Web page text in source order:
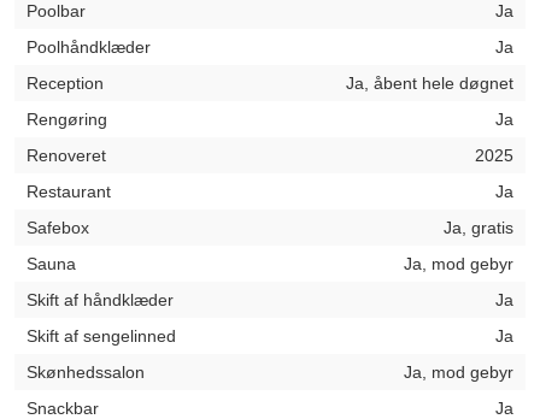
Poolbar
Ja
Poolhåndklæder
Ja
Reception
Ja, åbent hele døgnet
Rengøring
Ja
Renoveret
2025
Restaurant
Ja
Safebox
Ja, gratis
Sauna
Ja, mod gebyr
Skift af håndklæder
Ja
Skift af sengelinned
Ja
Skønhedssalon
Ja, mod gebyr
Snackbar
Ja